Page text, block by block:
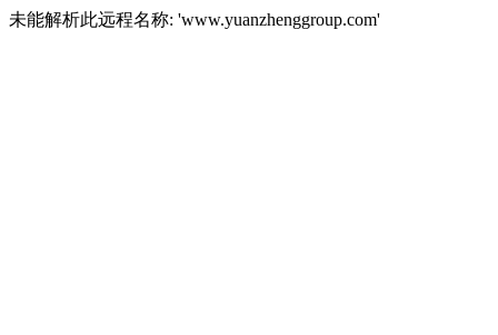
未能解析此远程名称: 'www.yuanzhenggroup.com'